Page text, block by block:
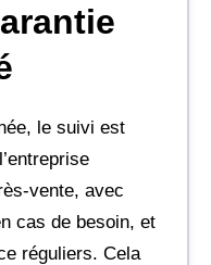
le suivi est
vente, avec
cas de besoin, et
réguliers. Cela